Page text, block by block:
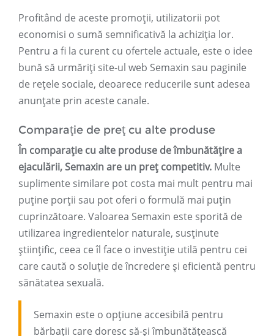
Profitând de aceste promoții, utilizatorii pot
economisi o sumă semnificativă la achiziția lor.
Pentru a fi la curent cu ofertele actuale, este o idee
bună să urmăriți site-ul web Semaxin sau paginile
de rețele sociale, deoarece reducerile sunt adesea
anunțate prin aceste canale.
Comparație de preț cu alte produse
În comparație cu alte produse de îmbunătățire a
ejaculării, Semaxin are un preț competitiv. Multe
suplimente similare pot costa mai mult pentru mai
puține porții sau pot oferi o formulă mai puțin
cuprinzătoare. Valoarea Semaxin este sporită de
utilizarea ingredientelor naturale, susținute
științific, ceea ce îl face o investiție utilă pentru cei
care caută o soluție de încredere și eficientă pentru
sănătatea sexuală.
Semaxin este o opțiune accesibilă pentru
bărbații care doresc să-și îmbunătățească